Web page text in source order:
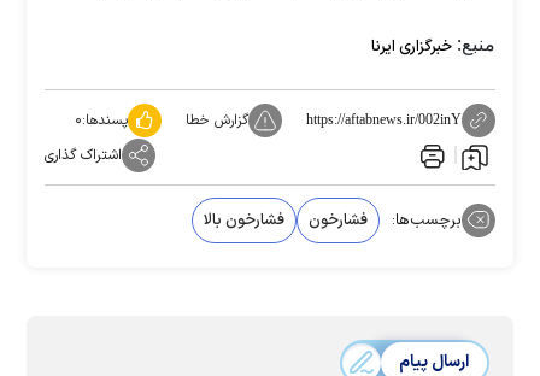
منبع: خبرگزاری ایرنا
https://aftabnews.ir/002inY گزارش خطا پسندها:۰
اشتراک گذاری
برچسب‌ها: فشارخون فشارخون بالا
ارسال پیام